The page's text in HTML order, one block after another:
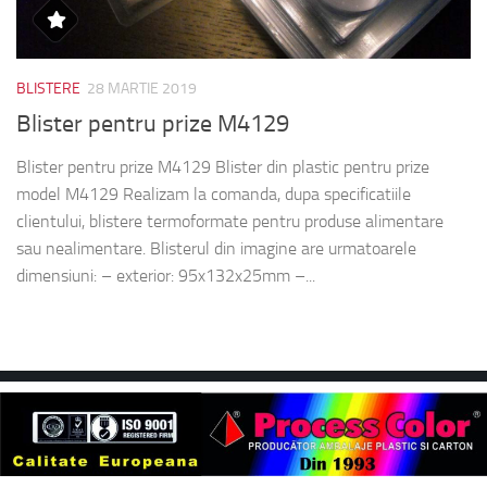
BLISTERE 28 MARTIE 2019
Blister pentru prize M4129
Blister pentru prize M4129 Blister din plastic pentru prize
model M4129 Realizam la comanda, dupa specificatiile
clientului, blistere termoformate pentru produse alimentare
sau nealimentare. Blisterul din imagine are urmatoarele
dimensiuni: – exterior: 95x132x25mm –...